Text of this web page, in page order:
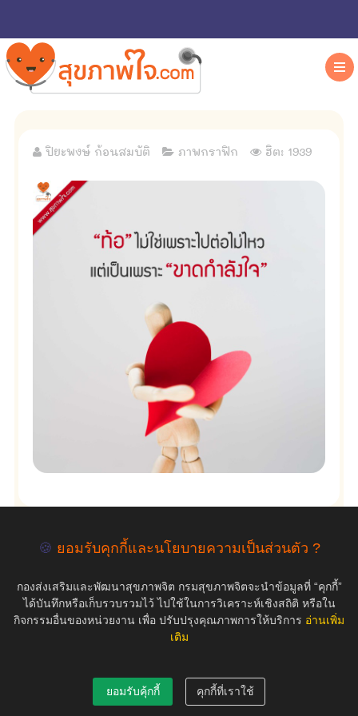
ปิยะพงษ์ ก้อนสมบัติ ภาพกราฟิก ฮิต: 1939
empty
🍪 ยอมรับคุกกี้และนโยบายความเป็นส่วนตัว ?
กองส่งเสริมและพัฒนาสุขภาพจิต กรมสุขภาพจิตจะนำข้อมูลที่ “คุกกี้”
ได้บันทึกหรือเก็บรวบรวมไว้ ไปใช้ในการวิเคราะห์เชิงสถิติ หรือใน
กิจกรรมอื่นของหน่วยงาน เพื่อ ปรับปรุงคุณภาพการให้บริการ อ่านเพิ่ม
เติม
ยอมรับคุ้กกี้ คุกกี้ที่เราใช้